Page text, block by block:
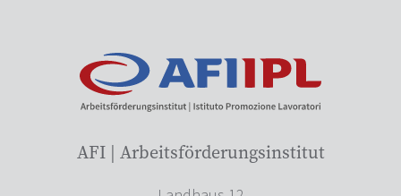
AFI | Arbeitsförderungsinstitut